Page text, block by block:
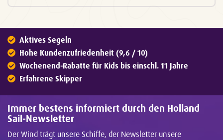
Aktives Segeln
Hohe Kundenzufriedenheit (9,6 / 10)
Wochenend-Rabatte für Kids bis einschl. 11 Jahre
Erfahrene Skipper
Immer bestens informiert durch den Holland
Sail-Newsletter
Der Wind trägt unsere Schiffe, der Newsletter unsere